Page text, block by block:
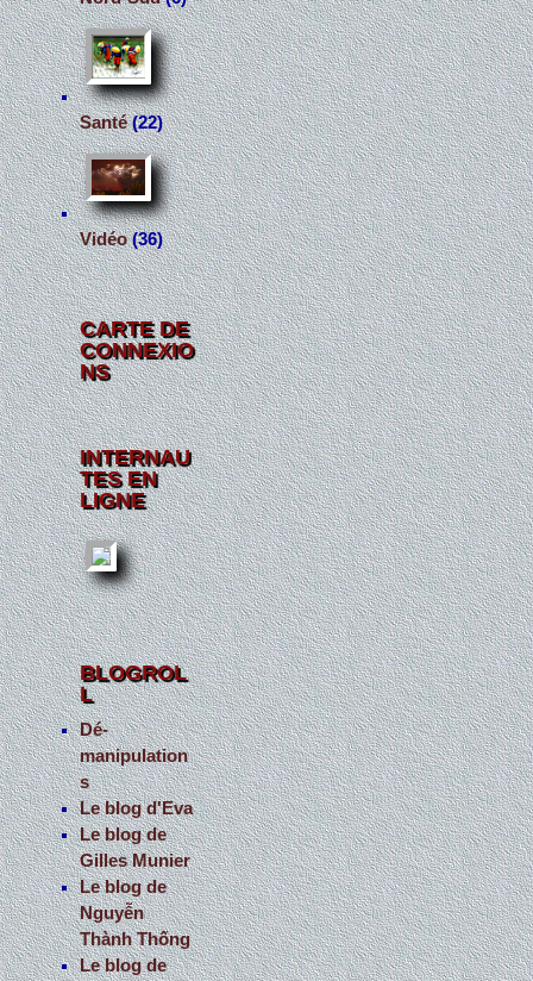
Santé(22)
Vidéo(36)
CARTE DE
CONNEXIO
NS
INTERNAU
TES EN
LIGNE
BLOGROL
L
Dé-
manipulation
s
Le blog d'Eva
Le blog de
Gilles Munier
Le blog de
Nguyễn
Thành Thống
Le blog de